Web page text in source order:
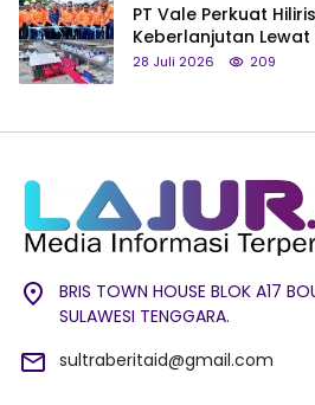
PT Vale Perkuat
Keberlanjutan Lewat
28 Juli 2026 209
BRIS TOWN HOUSE BLOK A17
SULAWESI TENGGARA.
sultraberitaid@gmail.com